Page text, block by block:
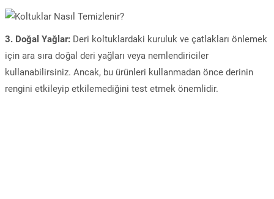
3. Doğal Yağlar: Deri koltuklardaki kuruluk ve çatlakları önlemek
için ara sıra doğal deri yağları veya nemlendiriciler
kullanabilirsiniz. Ancak, bu ürünleri kullanmadan önce derinin
rengini etkileyip etkilemediğini test etmek önemlidir.